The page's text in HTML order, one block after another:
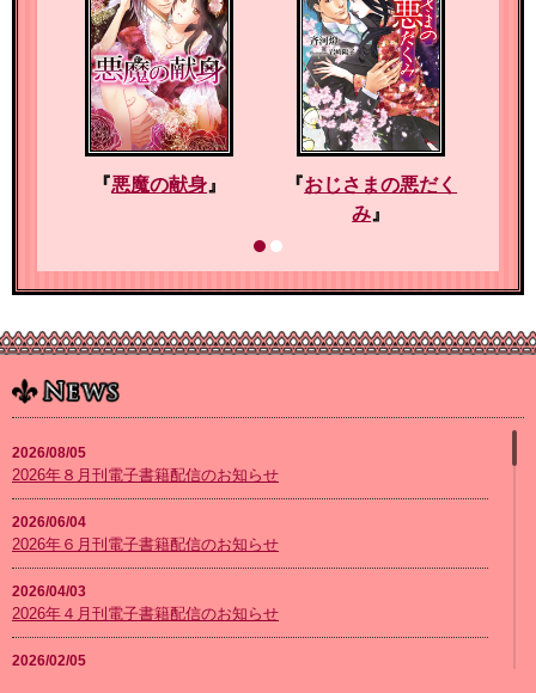
『悪魔の献身 』 『おじさまの悪だく
み 』
2026/08/05
2026年８月刊電子書籍配信のお知らせ
2026/06/04
2026年６月刊電子書籍配信のお知らせ
2026/04/03
2026年４月刊電子書籍配信のお知らせ
2026/02/05